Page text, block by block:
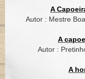
A
Autor : Mestre
A
Autor :
A